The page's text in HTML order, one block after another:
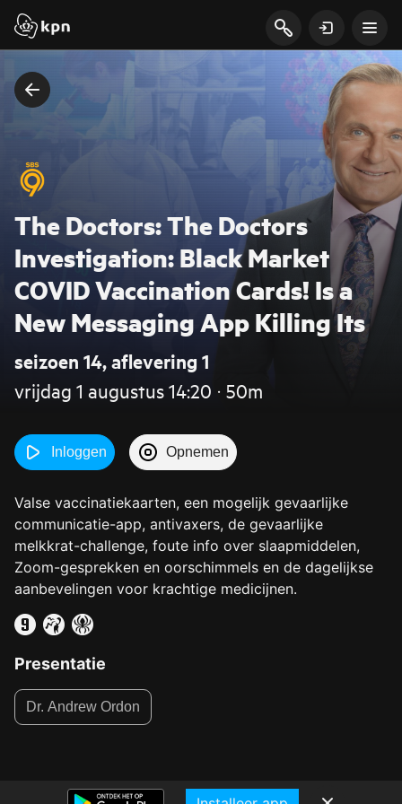
The Doctors: The Doctors
Investigation: Black Market
COVID Vaccination Cards! Is a
New Messaging App Killing Its
seizoen 14, aflevering 1
vrijdag 1 augustus 14:20 ‧ 50m
Inloggen Opnemen
Valse vaccinatiekaarten, een mogelijk gevaarlijke
communicatie-app, antivaxers, de gevaarlijke
melkkrat-challenge, foute info over slaapmiddelen,
Zoom-gesprekken en oorschimmels en de dagelijkse
aanbevelingen voor krachtige medicijnen.
Presentatie
Dr. Andrew Ordon